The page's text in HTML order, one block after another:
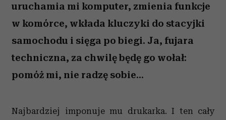
uruchamia mi komputer, zmienia funkcje
w komórce, wkłada kluczyki do stacyjki
samochodu i sięga po biegi. Ja, fujara
techniczna, za chwilę będę go wołał:
pomóż mi, nie radzę sobie...
Najbardziej imponuje mu drukarka. I ten cały